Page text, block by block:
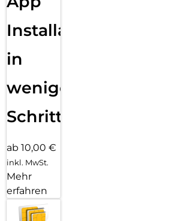
Installation
in
wenigen
Schritten
ab 10,00 €
inkl. MwSt.
Mehr
erfahren